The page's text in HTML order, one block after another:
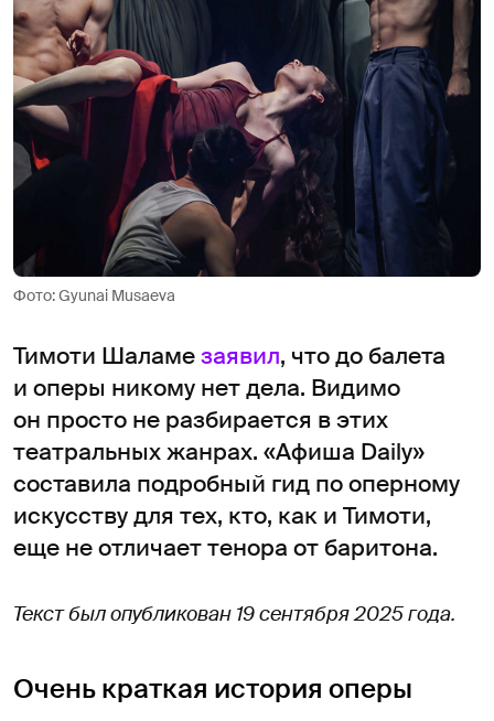
Фото: Gyunai Musaeva
Тимоти Шаламезаявил, что до балета
и оперы никому нет дела. Видимо
он просто не разбирается в этих
театральных жанрах. «Афиша Daily»
составила подробный гид по оперному
искусству для тех, кто, как и Тимоти,
еще не отличает тенора от баритона.
Текст был опубликован 19 сентября 2025 года.
Очень краткая история оперы